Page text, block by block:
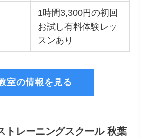
1時間3,300円の初回
お試し有料体験レッ
スンあり
室の情報を見る
トレーニングスクール 秋葉